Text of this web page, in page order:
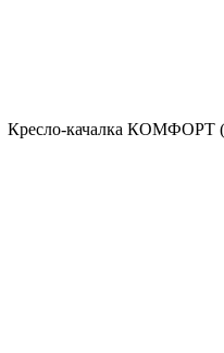
Кресло-качалка КОМФОРТ